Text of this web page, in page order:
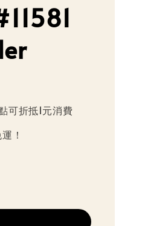
可折抵1元消費
！